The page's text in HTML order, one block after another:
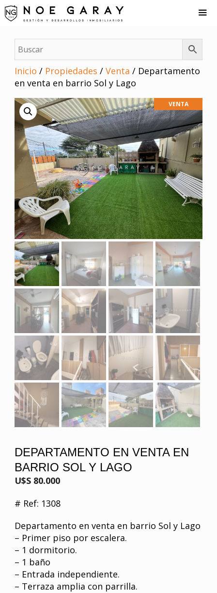
Saltar
al
Inicio / Propiedades / Venta / Departamento
en venta en barrio Sol y Lago
VENTA
DEPARTAMENTO EN VENTA EN
BARRIO SOL Y LAGO
U$S 80.000
# Ref: 1308
Departamento en venta en barrio Sol y Lago
– Primer piso por escalera.
– 1 dormitorio.
– 1 baño
– Entrada independiente.
– Terraza amplia con parrilla.